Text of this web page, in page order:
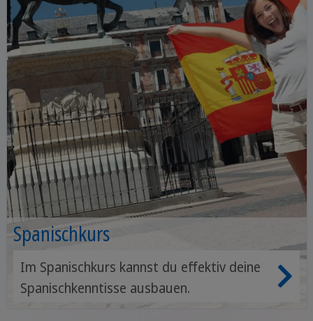
Spanischkurs
Im Spanischkurs kannst du effektiv deine
Spanischkenntisse ausbauen.